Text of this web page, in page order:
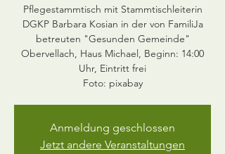
Pflegestammtisch mit Stammtischleiterin
DGKP Barbara Kosian in der von FamiliJa
betreuten "Gesunden Gemeinde"
Obervellach, Haus Michael, Beginn: 14:00
Uhr, Eintritt frei
Foto: pixabay
Anmeldung geschlossen
Jetzt andere Veranstaltungen